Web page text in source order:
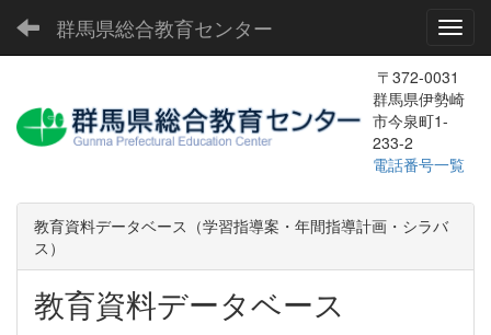
群馬県総合教育センター
〒372-0031
群馬県伊勢崎
市今泉町1-
233-2
電話番号一覧
教育資料データベース（学習指導案・年間指導計画・シラバ
ス）
教育資料データベース